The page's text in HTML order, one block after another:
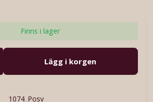
Finns i lager
Lägg i korgen
1074_Posv